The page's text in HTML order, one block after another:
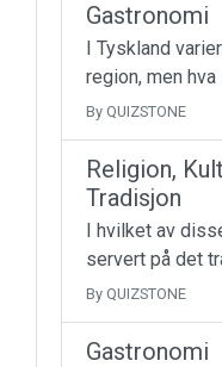
Gastronomi
I Tyskland
region, men
By QUIZSTONE
Religion,
Tradisjon
I hvilket av
servert på det
By QUIZSTONE
Gastronomi